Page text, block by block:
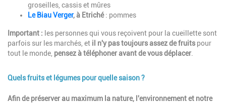
groseilles, cassis et mûres
Le Biau Verger, à Etriché: pommes
Important : les personnes qui vous reçoivent pour la cueillette sont
parfois sur les marchés, et il n'y pas toujours assez de fruits pour
tout le monde, pensez à téléphoner avant de vous déplacer.
Quels fruits et légumes pour quelle saison ?
Description
Afin de préserver au maximum la nature, l'environnement et notre